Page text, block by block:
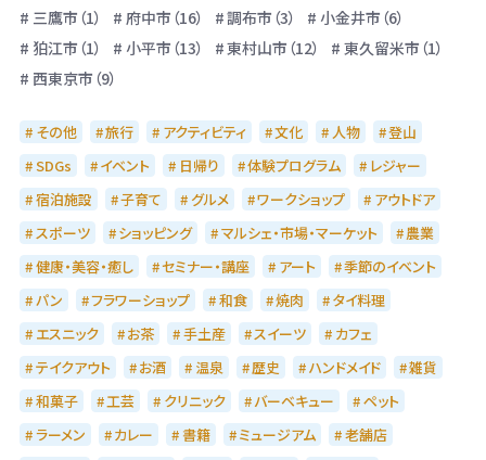
三鷹市（1）
府中市（16） 調布市（3）
小金井市（6）
狛江市（1）
小平市（13） 東村山市（12）
東久留米市（1）
西東京市（9）
その他 旅行 アクティビティ 文化 人物
登山
SDGs
イベント 日帰り 体験プログラム
レジャー
宿泊施設
子育て グルメ ワークショップ
アウトドア
スポーツ
ショッピング マルシェ・市場・マーケット
農業
健康・美容・癒し
セミナー・講座 アート
季節のイベント
パン
フラワーショップ 和食 焼肉
タイ料理
エスニック
お茶 手土産 スイーツ
カフェ
テイクアウト
お酒 温泉 歴史 ハンドメイド
雑貨
和菓子
工芸 クリニック バーベキュー
ペット
ラーメン
カレー 書籍 ミュージアム
老舗店